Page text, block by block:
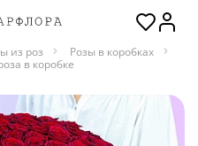
из роз
Розы в коробках
в коробке